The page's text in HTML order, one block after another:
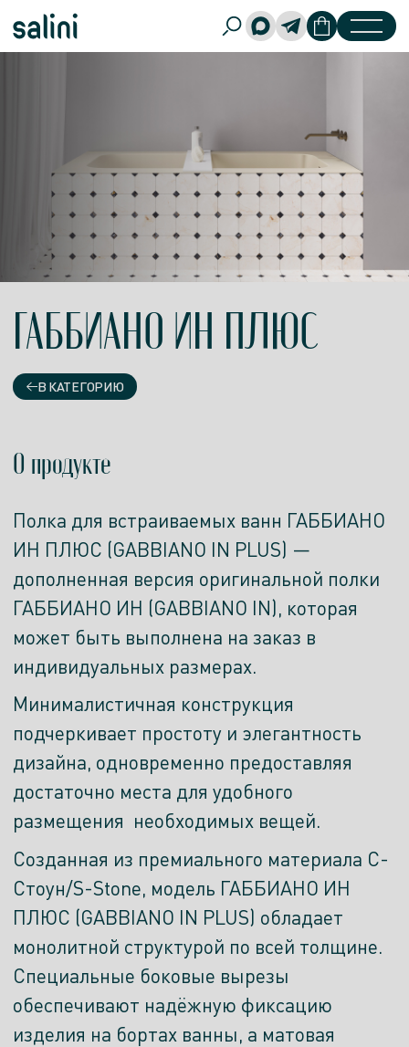
ГАББИАНО ИН ПЛЮС
В КАТЕГОРИЮ
О продукте
Полка для встраиваемых ванн ГАББИАНО
ИН ПЛЮС (GABBIANO IN PLUS) —
дополненная версия оригинальной полки
ГАББИАНО ИН (GABBIANO IN), которая
может быть выполнена на заказ в
индивидуальных размерах.
Минималистичная конструкция
подчеркивает простоту и элегантность
дизайна, одновременно предоставляя
достаточно места для удобного
размещения необходимых вещей.
Созданная из премиального материала С-
Стоун/S-Stone, модель ГАББИАНО ИН
ПЛЮС (GABBIANO IN PLUS) обладает
монолитной структурой по всей толщине.
Специальные боковые вырезы
обеспечивают надёжную фиксацию
изделия на бортах ванны, а матовая